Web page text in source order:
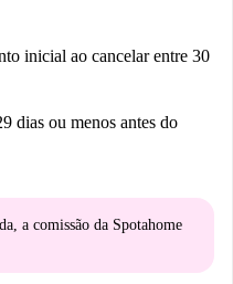
inicial ao cancelar entre 30
dias ou menos antes do
a comissão da Spotahome